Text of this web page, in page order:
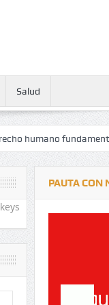
Salud
fundamental
PAUTA CON